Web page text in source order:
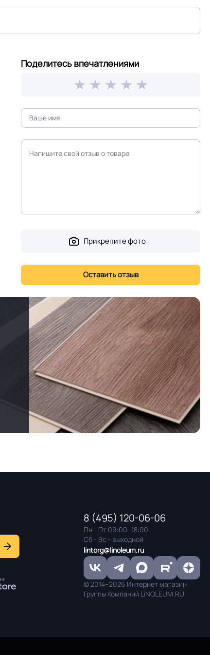
Поделитесь впечатлениями
Прикрепите фото
8 (495) 120-06-06
Пн - Пт 09:00–18:00.
Сб - Вс - выходной
lintorg@linoleum.ru
© 2014–2026 Интернет магазин
Группы Компаний LiNOLEUM.RU